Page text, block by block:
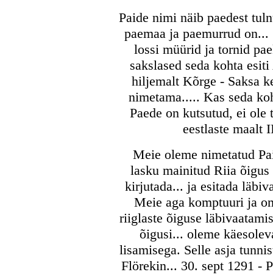
Paide nimi näib paedest
paemaa ja paemurrud
lossi müürid ja tornid
sakslased seda kohta
hiljemalt Kõrge - Saksa
nimetama..... Kas seda
Paede on kutsutud, ei ole
eestlaste maalt
Meie oleme nimetatud
lasku mainitud Riia õigus
kirjutada... ja esitada
Meie aga komptuuri ja
riiglaste õiguse
õigusi... oleme
lisamisega. Selle asja
Flörekin... 30. sept 1291 -